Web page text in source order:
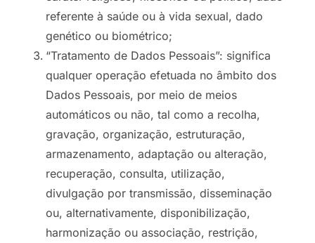
referente à saúde ou à vida sexual, dado
genético ou biométrico;
“Tratamento de Dados Pessoais”: significa
qualquer operação efetuada no âmbito dos
Dados Pessoais, por meio de meios
automáticos ou não, tal como a recolha,
gravação, organização, estruturação,
armazenamento, adaptação ou alteração,
recuperação, consulta, utilização,
divulgação por transmissão, disseminação
ou, alternativamente, disponibilização,
harmonização ou associação, restrição,